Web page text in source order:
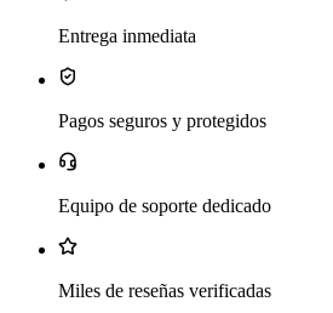
Entrega inmediata
Pagos seguros y protegidos
Equipo de soporte dedicado
Miles de reseñas verificadas